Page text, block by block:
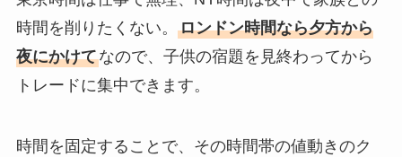
時間を削りたくない。 ロンドン時間なら夕方から
夜にかけてなので、子供の宿題を見終わってから
トレードに集中できます。
時間を固定することで、その時間帯の値動きのク